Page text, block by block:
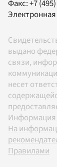
Факс:+7
выдано
связи,
несет
Информация
На
Правилами